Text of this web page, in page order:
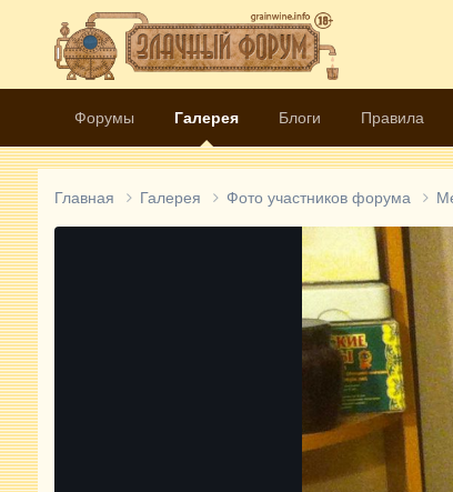
Форумы Галерея Блоги Правила
Главная Галерея Фото участников форума